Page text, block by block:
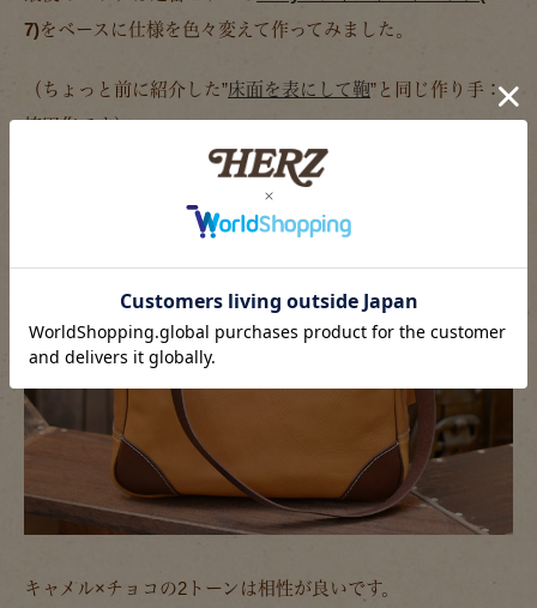
7)をベースに仕様を色々変えて作ってみました。
（ちょっと前に紹介した”床面を表にして鞄”と同じ作り手：
袴田作です）
キャメル×チョコの2トーンは相性が良いです。